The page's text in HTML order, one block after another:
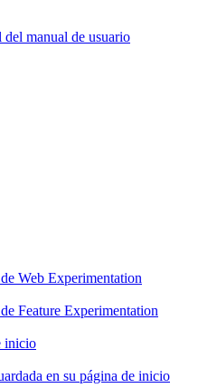
manual de usuario
Web Experimentation
Feature Experimentation
inicio
en su página de inicio